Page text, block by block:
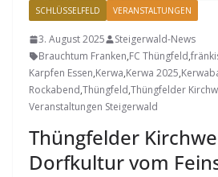
SCHLÜSSELFELD VERANSTALTUNGEN
3. August 2025
Steigerwald-News
Brauchtum Franken,FC Thüngfeld,
Karpfen Essen,Kerwa,Kerwa 2025,
Rockabend,Thüngfeld,Thüngfelder
Veranstaltungen Steigerwald
Thüngfelder
Dorfkultur vom